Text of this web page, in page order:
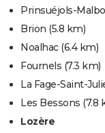
S'inscrire
Se connecter
Lycées
Collèges
Primaires
Universités
Entreprises
Service militaire
Avis de recherche
AVIS DE DÉCÈS
Bricolage
Lifestyle
Culture
Sport
Auto
Television
Voyage
Cinema
Prinsuéjols-
Brion (5.8 km)
Noalhac(6.4 km)
Fournels (7.3 km)
La Fage-Saint-
Les Bessons (7.8
Lozère